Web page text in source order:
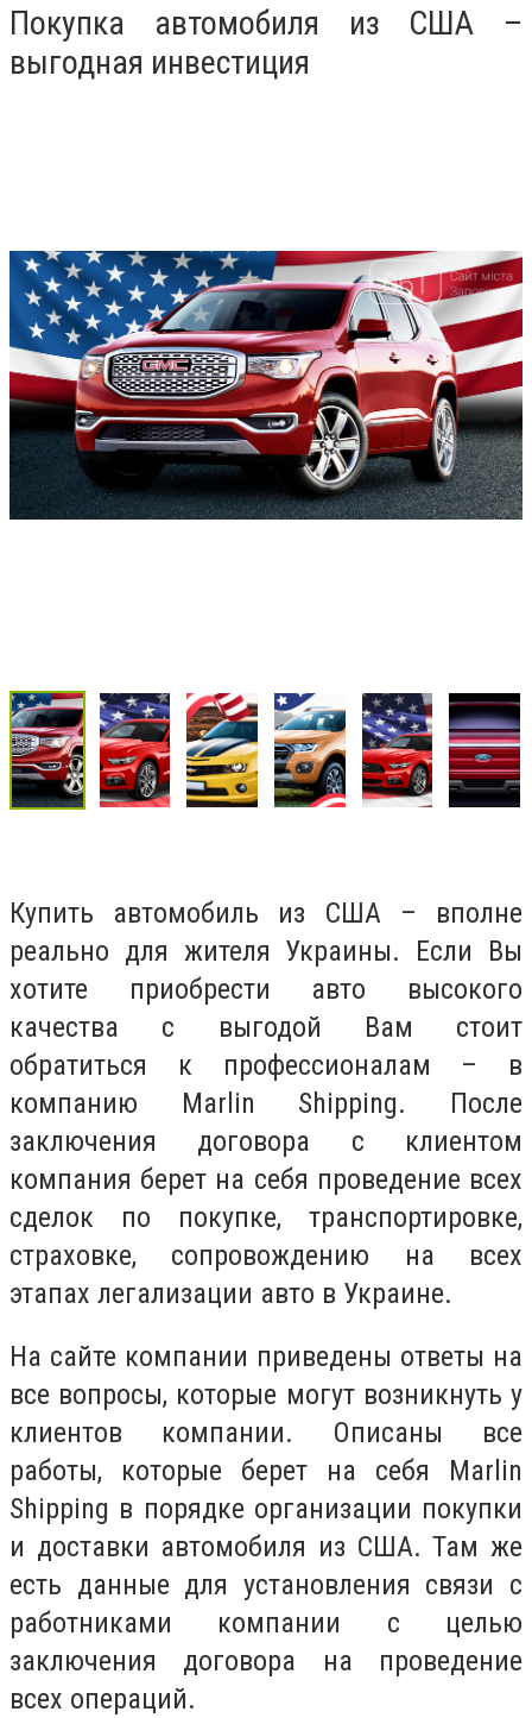
Покупка автомобиля из США –
выгодная инвестиция
Купить автомобиль из США – вполне
реально для жителя Украины. Если Вы
хотите приобрести авто высокого
качества с выгодой Вам стоит
обратиться к профессионалам – в
компанию Marlin Shipping. После
заключения договора с клиентом
компания берет на себя проведение всех
сделок по покупке, транспортировке,
страховке, сопровождению на всех
этапах легализации авто в Украине.
На сайте компании приведены ответы на
все вопросы, которые могут возникнуть у
клиентов компании. Описаны все
работы, которые берет на себя Marlin
Shipping в порядке организации покупки
и доставки автомобиля из США. Там же
есть данные для установления связи с
работниками компании с целью
заключения договора на проведение
всех операций.